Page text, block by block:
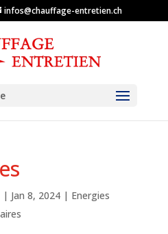
infos@chauffage-entretien.ch
| Jan 8, 2024| Energies